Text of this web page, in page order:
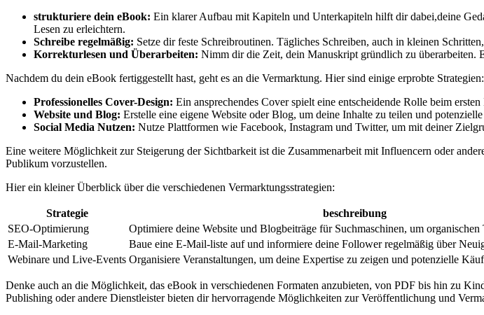
strukturiere dein eBook: Ein klarer⁣ Aufbau ⁢mit Kapiteln und Unterkapiteln hilft dir⁤ dabei,deine
Lesen zu erleichtern.
Schreibe regelmäßig: Setze​ dir feste Schreibroutinen. Tägliches Schreiben, auch in kleinen
Korrekturlesen ‍und Überarbeiten: Nimm dir die Zeit, dein Manuskript gründlich zu überarbeiten.
Nachdem‌ du‌ dein eBook fertiggestellt hast, geht es‌ an die Vermarktung. Hier sind einige erprobte Strategien:
Professionelles⁣ Cover-Design: Ein ansprechendes Cover spielt eine entscheidende Rolle beim
Website und Blog: Erstelle eine eigene Website ‍oder Blog, um deine Inhalte zu ⁢teilen und
Social ⁤Media Nutzen: Nutze Plattformen wie ⁤Facebook, Instagram und Twitter, um⁣ mit deiner
Eine weitere Möglichkeit zur ​Steigerung der Sichtbarkeit ist die Zusammenarbeit mit Influencern oder
Publikum vorzustellen.
Hier ein kleiner Überblick über die verschiedenen Vermarktungsstrategien:
Strategie
beschreibung
SEO-Optimierung
Optimiere deine Website und Blogbeiträge für ‍Suchmaschinen,‍ um organischen‌
E-Mail-Marketing
Baue eine E-Mail-liste auf und informiere deine Follower regelmäßig über
Webinare und Live-Events Organisiere Veranstaltungen, ‍um deine Expertise zu zeigen und potenzielle​
Denke auch an die Möglichkeit, ⁤das eBook in‌ verschiedenen Formaten‌ anzubieten, von PDF bis‍ hin zu
Publishing ⁤oder⁣ andere Dienstleister bieten dir hervorragende Möglichkeiten zur Veröffentlichung⁣ und